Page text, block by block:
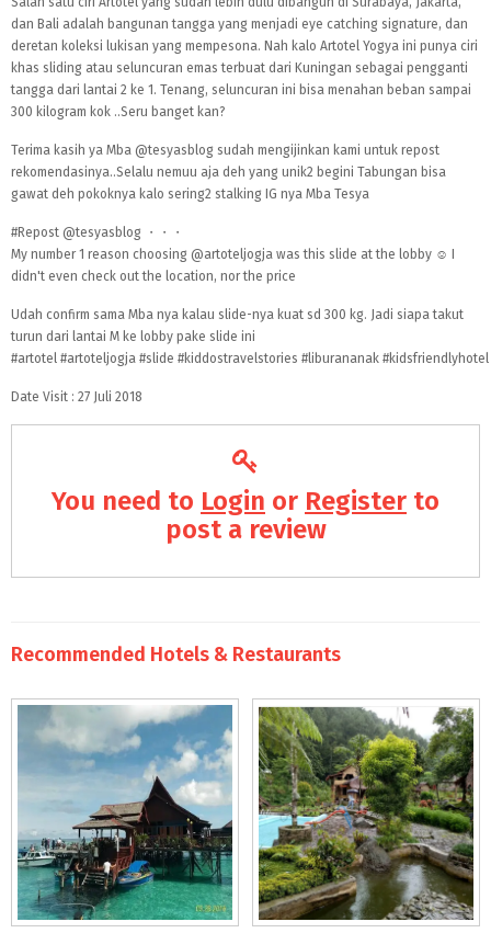
dan Bali adalah bangunan tangga yang menjadi eye catching signature, dan
deretan koleksi lukisan yang mempesona. Nah kalo Artotel Yogya ini punya ciri
khas sliding atau seluncuran emas terbuat dari Kuningan sebagai pengganti
tangga dari lantai 2 ke 1. Tenang, seluncuran ini bisa menahan beban sampai
300 kilogram kok ..Seru banget kan?
Terima kasih ya Mba @tesyasblog sudah mengijinkan kami untuk repost
rekomendasinya..Selalu nemuu aja deh yang unik2 begini Tabungan bisa
gawat deh pokoknya kalo sering2 stalking IG nya Mba Tesya
#Repost @tesyasblog ・・・
My number 1 reason choosing @artoteljogja was this slide at the lobby ☺ I
didn't even check out the location, nor the price
Udah confirm sama Mba nya kalau slide-nya kuat sd 300 kg. Jadi siapa takut
turun dari lantai M ke lobby pake slide ini
#artotel #artoteljogja #slide #kiddostravelstories #liburananak #kidsfriendlyhotel
Date Visit : 27 Juli 2018
You need to Login or Register to
post a review
Recommended Hotels & Restaurants